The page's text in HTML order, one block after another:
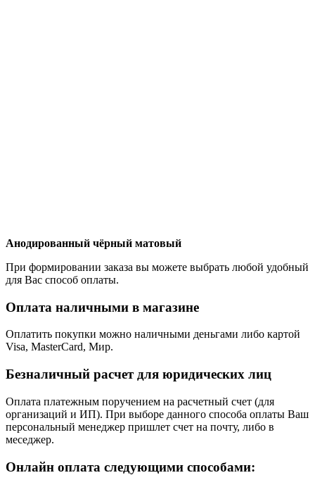
Анодированный чёрный матовый
При формировании заказа вы можете выбрать любой удобный
для Вас способ оплаты.
Оплата наличными в магазине
Оплатить покупки можно наличными деньгами либо картой
Visa, MasterCard, Мир.
Безналичный расчет для юридических лиц
Оплата платежным поручением на расчетный счет (для
организаций и ИП). При выборе данного способа оплаты Ваш
персональный менеджер пришлет счет на почту, либо в
меседжер.
Онлайн оплата следующими способами: